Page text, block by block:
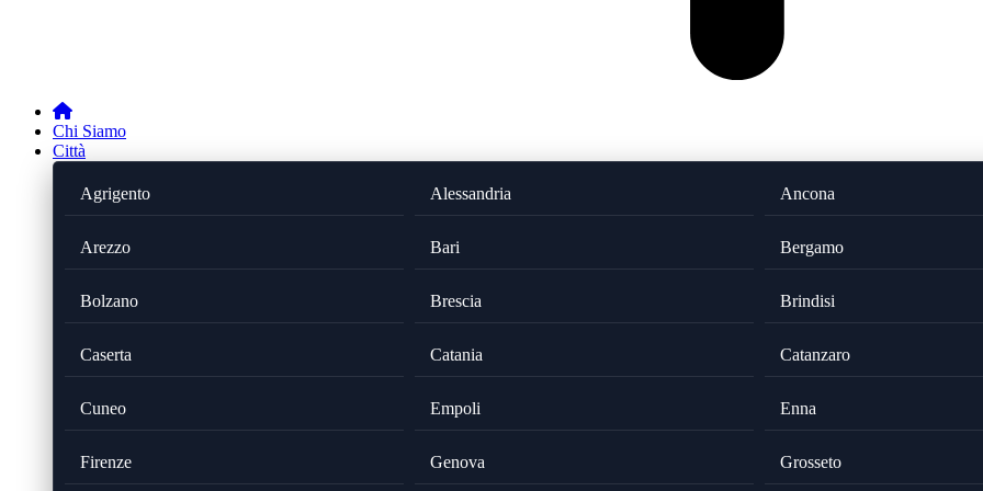
Chi Siamo
Città
Agrigento Alessandria Ancona
Arezzo Bari Bergamo
Bolzano Brescia Brindisi
Caserta Catania Catanzaro
Cuneo Empoli Enna
Firenze Genova Grosseto